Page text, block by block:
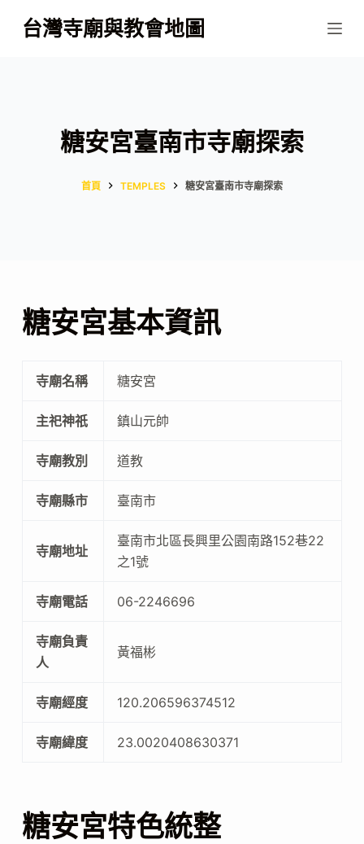
跳
至
台灣寺廟與教會地圖
糖安宮臺南市寺廟探索
首頁 TEMPLES 糖安宮臺南市寺廟探索
糖安宮基本資訊
寺廟名稱 糖安宮
主祀神祇 鎮山元帥
寺廟教別 道教
寺廟縣市 臺南市
寺廟地址
臺南市北區長興里公園南路152巷22
之1號
寺廟電話 06-2246696
寺廟負責
人
黃福彬
寺廟經度 120.206596374512
寺廟緯度 23.0020408630371
糖安宮特色統整